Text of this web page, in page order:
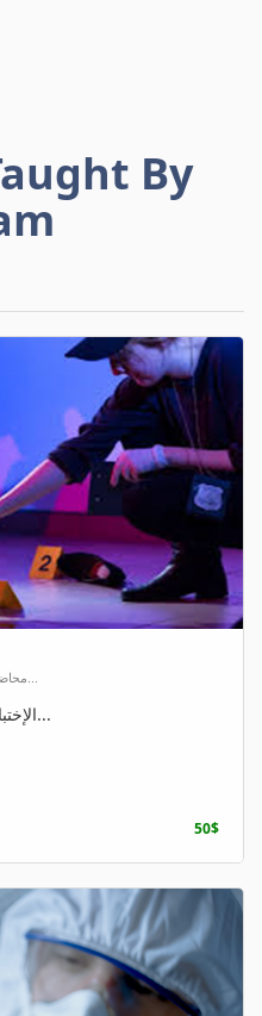
By
محاضر مادة الكيمياء وباحث في الطاقة...
الإختبارات الكيميائية للأدلة الجنائية في م...
50$